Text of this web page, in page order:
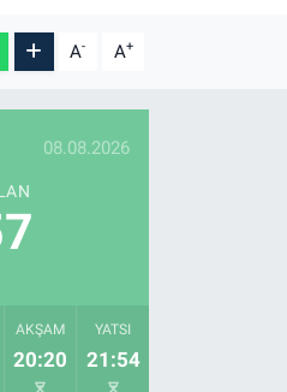
A- A+
08.08.2026
AKŞAM
20:20
YATSI
21:54